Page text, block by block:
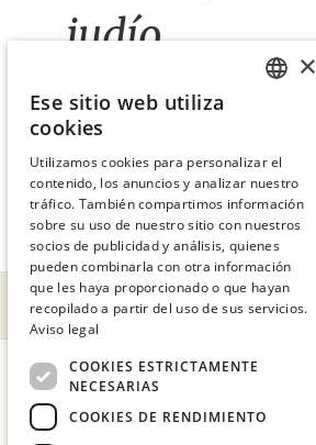
judío
CATALAN
FRENCH
×
Ese sitio web utiliza
cookies
Utilizamos cookies para personalizar el
contenido, los anuncios y analizar nuestro
tráfico. También compartimos información
sobre su uso de nuestro sitio con nuestros
socios de publicidad y análisis, quienes
pueden combinarla con otra información
que les haya proporcionado o que hayan
recopilado a partir del uso de sus servicios.
Aviso legal
COOKIES ESTRICTAMENTE
NECESARIAS
COOKIES DE RENDIMIENTO